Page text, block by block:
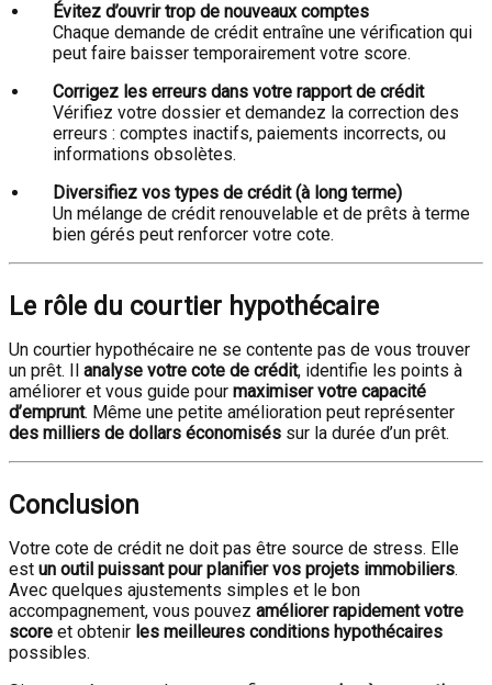
Évitez d’ouvrir trop de nouveaux comptes
Chaque demande de crédit entraîne une vérification qui
peut faire baisser temporairement votre score.
Corrigez les erreurs dans votre rapport de crédit
Vérifiez votre dossier et demandez la correction des
erreurs : comptes inactifs, paiements incorrects, ou
informations obsolètes.
Diversifiez vos types de crédit (à long terme)
Un mélange de crédit renouvelable et de prêts à terme
bien gérés peut renforcer votre cote.
Le rôle du courtier hypothécaire
Un courtier hypothécaire ne se contente pas de vous trouver
un prêt. Il analyse votre cote de crédit, identifie les points à
améliorer et vous guide pour maximiser votre capacité
d’emprunt. Même une petite amélioration peut représenter
des milliers de dollars économisés sur la durée d’un prêt.
Conclusion
Votre cote de crédit ne doit pas être source de stress. Elle
est un outil puissant pour planifier vos projets immobiliers.
Avec quelques ajustements simples et le bon
accompagnement, vous pouvez améliorer rapidement votre
score et obtenir les meilleures conditions hypothécaires
possibles.